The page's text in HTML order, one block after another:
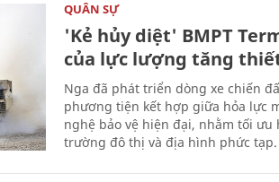
QUÂN SỰ
'Kẻ hủy diệt' BMPT
của lực lượng tăng
Nga đã phát triển dòng xe chiến
phương tiện kết hợp giữa hỏa lực
nghệ bảo vệ hiện đại, nhằm tối
trường đô thị và địa hình phức tạp.